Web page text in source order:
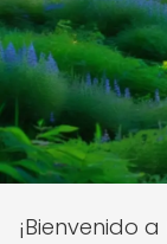
¡Bienvenido a